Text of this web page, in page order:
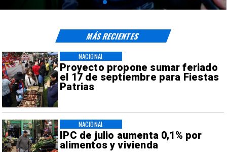
Proyecto propone sumar feriado
el 17 de septiembre para Fiestas
Patrias
NACIONAL
IPC de julio aumenta 0,1% por
alimentos y vivienda
NACIONAL
MÁS RECIENTES